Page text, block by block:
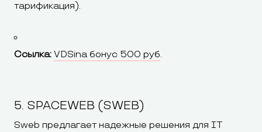
тарификация).
Ссылка: VDSina бонус 500 руб.
5. SPACEWEB (SWEB)
Sweb предлагает надежные решения для IT